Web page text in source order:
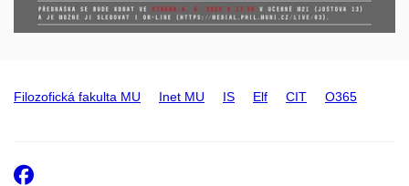
Filozofická fakulta MU Inet MU IS Elf CIT O365
Facebook